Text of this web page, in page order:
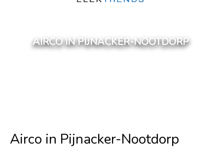
AIRCO IN PIJNACKER-NOOTDORP
Airco in Pijnacker-Nootdorp